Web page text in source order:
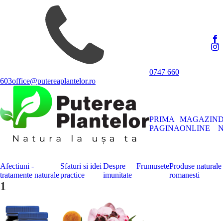
0747 660
603office@putereaplantelor.ro
PRIMA
PAGINA
MAGAZIN
ONLINE
Afectiuni -
tratamente naturale
Sfaturi si idei
practice
Despre
imunitate
FrumuseteProduse naturale
romanesti
1